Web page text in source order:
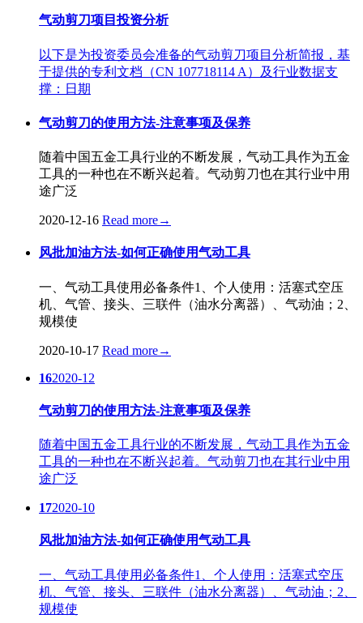
气动剪刀项目投资分析
以下是为投资委员会准备的气动剪刀项目分析简报，基
于提供的专利文档（CN 107718114 A）及行业数据支
撑：日期
气动剪刀的使用方法-注意事项及保养
随着中国五金工具行业的不断发展，气动工具作为五金
工具的一种也在不断兴起着。气动剪刀也在其行业中用
途广泛
2020-12-16 Read more→
风批加油方法-如何正确使用气动工具
一、气动工具使用必备条件1、个人使用：活塞式空压
机、气管、接头、三联件（油水分离器）、气动油；2、
规模使
2020-10-17 Read more→
162020-12
气动剪刀的使用方法-注意事项及保养
随着中国五金工具行业的不断发展，气动工具作为五金
工具的一种也在不断兴起着。气动剪刀也在其行业中用
途广泛
172020-10
风批加油方法-如何正确使用气动工具
一、气动工具使用必备条件1、个人使用：活塞式空压
机、气管、接头、三联件（油水分离器）、气动油；2、
规模使